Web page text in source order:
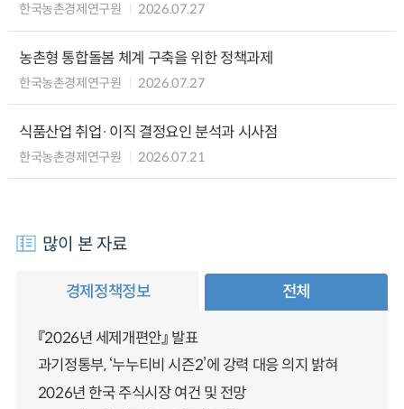
한국농촌경제연구원 2026.07.27
농촌형 통합돌봄 체계 구축을 위한 정책과제
한국농촌경제연구원 2026.07.27
식품산업 취업·이직 결정요인 분석과 시사점
한국농촌경제연구원 2026.07.21
많이 본 자료
경제정책정보 전체
『2026년 세제개편안』 발표
과기정통부, ‘누누티비 시즌2’에 강력 대응 의지 밝혀
2026년 한국 주식시장 여건 및 전망